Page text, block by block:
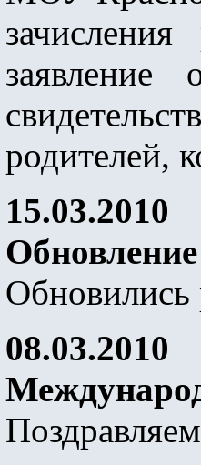
родителей,
15.03.2010
Обновление
Обновились
08.03.2010